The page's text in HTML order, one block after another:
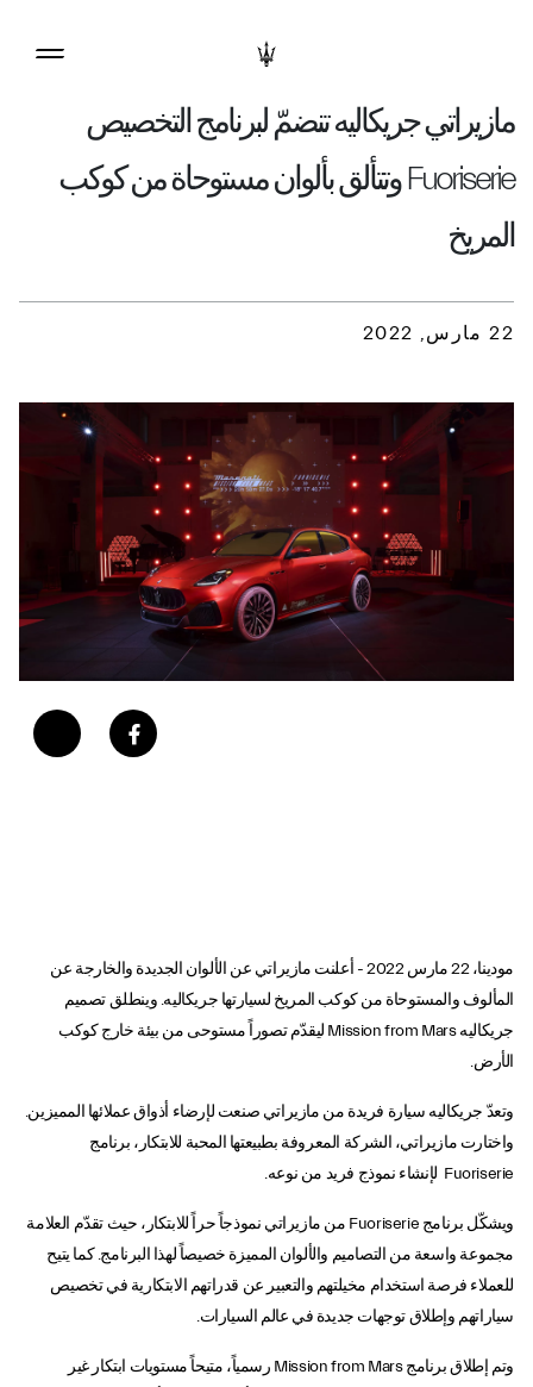
مازيراتي جريكاليه تنضمّ لبرنامج التخصيص
Fuoriserie وتتألق بألوان مستوحاة من كوكب
المريخ
22 مارس, 2022
مودينا، 22 مارس 2022 - أعلنت مازيراتي عن الألوان الجديدة والخارجة عن
المألوف والمستوحاة من كوكب المريخ لسيارتها جريكاليه. وينطلق تصميم
جريكاليه Mission from Mars ليقدّم تصوراً مستوحى من بيئة خارج كوكب
الأرض.
وتعدّ جريكاليه سيارة فريدة من مازيراتي صنعت لإرضاء أذواق عملائها المميزين.
واختارت مازيراتي، الشركة المعروفة بطبيعتها المحبة للابتكار، برنامج
Fuoriserie لإنشاء نموذج فريد من نوعه.
ويشكّل برنامج Fuoriserie من مازيراتي نموذجاً حراً للابتكار، حيث تقدّم العلامة
مجموعة واسعة من التصاميم والألوان المميزة خصيصاً لهذا البرنامج. كما يتيح
للعملاء فرصة استخدام مخيلتهم والتعبير عن قدراتهم الابتكارية في تخصيص
سياراتهم وإطلاق توجهات جديدة في عالم السيارات.
وتم إطلاق برنامج Mission from Mars رسمياً، متيحاً مستويات ابتكار غير